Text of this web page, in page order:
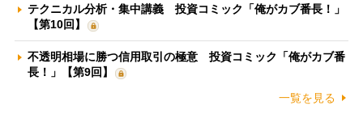
テクニカル分析・集中講義 投資コミック「俺がカブ番長！」
【第10回】
不透明相場に勝つ信用取引の極意 投資コミック「俺がカブ番
長！」【第9回】
一覧を見る